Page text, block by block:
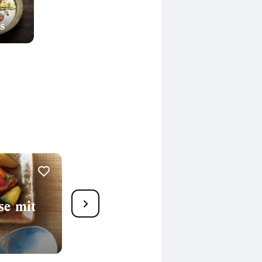
mit
2
Schweinefleisch süß-sauer
thailändische Art